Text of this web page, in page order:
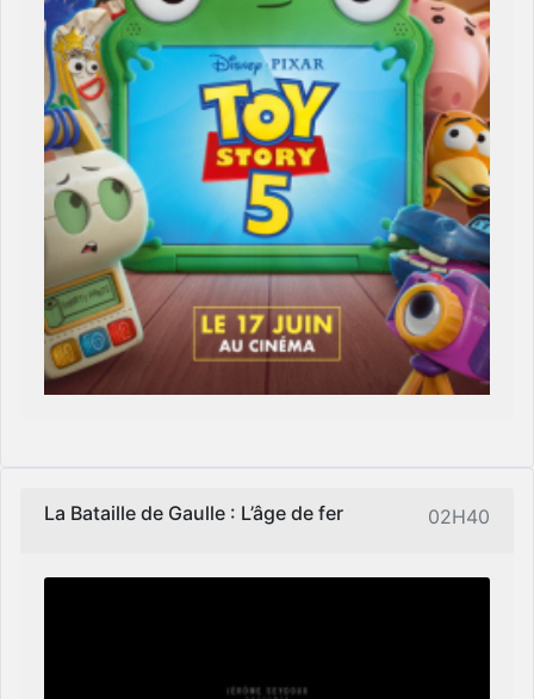
La Bataille de Gaulle : L’âge de fer 02H40